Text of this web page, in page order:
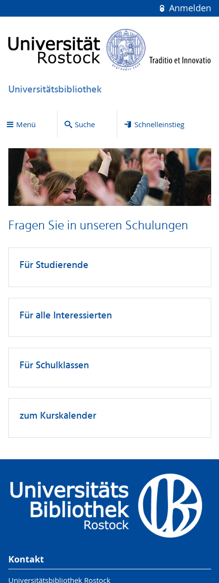
Anmelden
Universitätsbibliothek
Menü Suche Schnelleinstieg
Fragen Sie in unseren Schulungen
Für Studierende
Für alle Interessierten
Für Schulklassen
zum Kurskalender
Kontakt
Universitätsbibliothek Rostock